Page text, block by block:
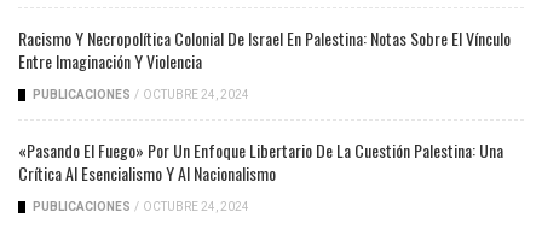
Racismo Y Necropolítica Colonial De Israel En Palestina: Notas Sobre El Vínculo
Entre Imaginación Y Violencia
PUBLICACIONES / OCTUBRE 24, 2024
«Pasando El Fuego» Por Un Enfoque Libertario De La Cuestión Palestina: Una
Crítica Al Esencialismo Y Al Nacionalismo
PUBLICACIONES / OCTUBRE 24, 2024